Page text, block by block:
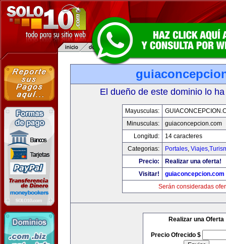
El dueño de este dominio lo
Mayusculas:
Minusculas:
guiaconcepcion.com
Longitud:
14 caracteres
Categorias:
Portales,
Precio:
Realizar una oferta!
Visitar!
guiaconcepcion.com
Serán consideradas
Realizar una Oferta
Precio Ofrecido $